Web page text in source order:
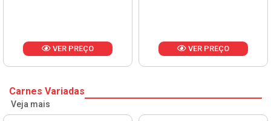
VER PREÇO VER PREÇO
Carnes Variadas
Veja mais